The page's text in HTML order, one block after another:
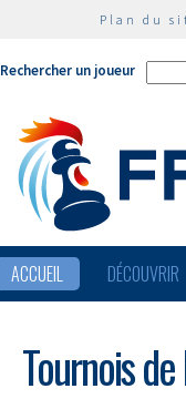
Plan du
Rechercher un joueur
ACCUEIL DÉCOUVRIR
Tournois